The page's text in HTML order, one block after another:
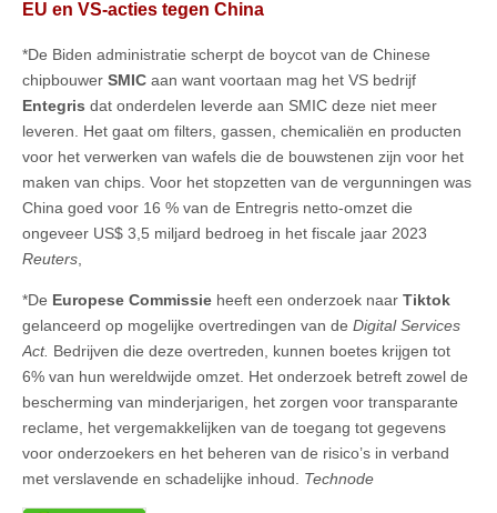
EU en VS-acties tegen China
*De Biden administratie scherpt de boycot van de Chinese
chipbouwer SMIC aan want voortaan mag het VS bedrijf
Entegris dat onderdelen leverde aan SMIC deze niet meer
leveren. Het gaat om filters, gassen, chemicaliën en producten
voor het verwerken van wafels die de bouwstenen zijn voor het
maken van chips. Voor het stopzetten van de vergunningen was
China goed voor 16 % van de Entregris netto-omzet die
ongeveer US$ 3,5 miljard bedroeg in het fiscale jaar 2023
Reuters
*De Europese Commissie heeft een onderzoek naar Tiktok
gelanceerd op mogelijke overtredingen van de Digital Services
Act. Bedrijven die deze overtreden, kunnen boetes krijgen tot
6% van hun wereldwijde omzet. Het onderzoek betreft zowel de
bescherming van minderjarigen, het zorgen voor transparante
reclame, het vergemakkelijken van de toegang tot gegevens
voor onderzoekers en het beheren van de risico’s in verband
met verslavende en schadelijke inhoud. Technode